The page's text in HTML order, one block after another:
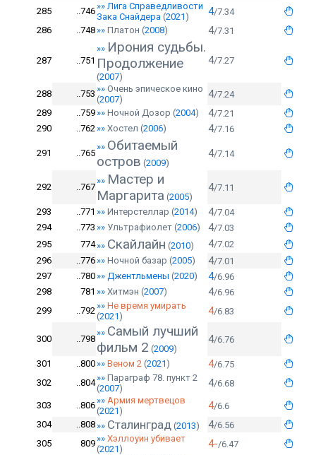
285 ..746»» Лига Справедливости
Зака Снайдера (2021) 4/7.34
286
..748»» Платон (2008) 4/7.31
287 ..751
»» Ирония судьбы.
Продолжение
(2007)
4/7.27
288 ..753 »» Очень эпическое кино
(2007) 4/7.24
289
..759»» Ночной Дозор (2004) 4/7.21
290
..762»» Хостел (2006) 4/7.16
291 ..765
»» Обитаемый
остров (2009)
4/7.14
292 ..767
»» Мастер и
Маргарита (2005)
4/7.11
293 ..771 »» Интерстеллар (2014) 4/7.04
294
..773 »» Ультрафиолет (2006) 4/7.03
295
774»» Скайлайн (2010) 4/7.02
296
..776»» Ночной базар (2005) 4/7.01
297
..780»» Джентльмены (2020) 4/6.96
298
781 »» Хитмэн (2007) 4/6.96
299
..792»» Не время умирать
(2021) 4/6.83
300 ..798
»» Самый лучший
фильм 2 (2009)
4/6.76
301 ..800»» Веном 2 (2021) 4/6.75
302
..804»» Параграф 78. пункт 2
(2007) 4/6.68
303 ..806»» Армия мертвецов
(2021) 4/6.6
304
..808»» Сталинград (2013) 4/6.56
305
809»» Хэллоуин убивает
(2021) 4-/6.47